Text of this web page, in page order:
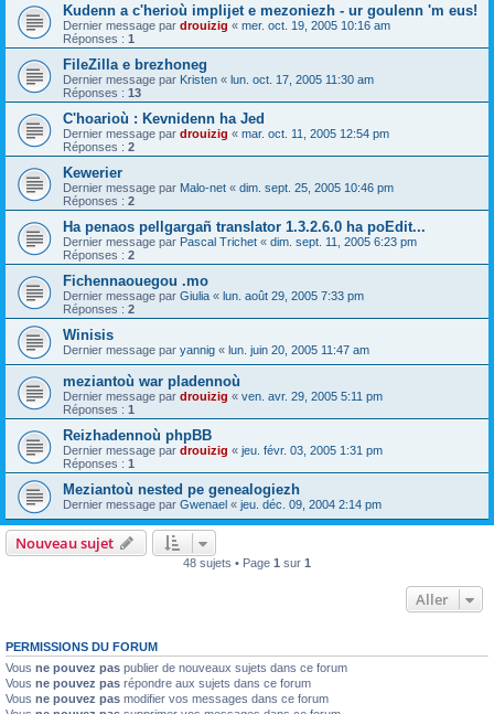
Kudenn a c'herioù implijet e mezoniezh - ur goulenn 'm eus!
Dernier message par drouizig « mer. oct. 19, 2005 10:16 am
Réponses : 1
FileZilla e brezhoneg
Dernier message par Kristen « lun. oct. 17, 2005 11:30 am
Réponses : 13
C'hoarioù : Kevnidenn ha Jed
Dernier message par drouizig « mar. oct. 11, 2005 12:54 pm
Réponses : 2
Kewerier
Dernier message par Malo-net « dim. sept. 25, 2005 10:46 pm
Réponses : 2
Ha penaos pellgargañ translator 1.3.2.6.0 ha poEdit...
Dernier message par Pascal Trichet « dim. sept. 11, 2005 6:23 pm
Réponses : 2
Fichennaouegou .mo
Dernier message par Giulia « lun. août 29, 2005 7:33 pm
Réponses : 2
Winisis
Dernier message par yannig « lun. juin 20, 2005 11:47 am
meziantoù war pladennoù
Dernier message par drouizig « ven. avr. 29, 2005 5:11 pm
Réponses : 1
Reizhadennoù phpBB
Dernier message par drouizig « jeu. févr. 03, 2005 1:31 pm
Réponses : 1
Meziantoù nested pe genealogiezh
Dernier message par Gwenael « jeu. déc. 09, 2004 2:14 pm
Nouveau sujet
48 sujets • Page 1 sur 1
Aller
PERMISSIONS DU FORUM
Vous ne pouvez pas publier de nouveaux sujets dans ce forum
Vous ne pouvez pas répondre aux sujets dans ce forum
Vous ne pouvez pas modifier vos messages dans ce forum